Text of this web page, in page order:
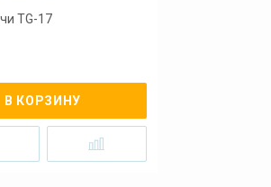
TG-17
В КОРЗИНУ